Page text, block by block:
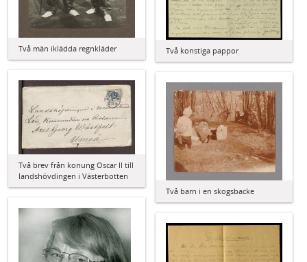
Två män iklädda regnkläder Två konstiga pappor
Två brev från konung Oscar II till
landshövdingen i Västerbotten
Två barn i en skogsbacke